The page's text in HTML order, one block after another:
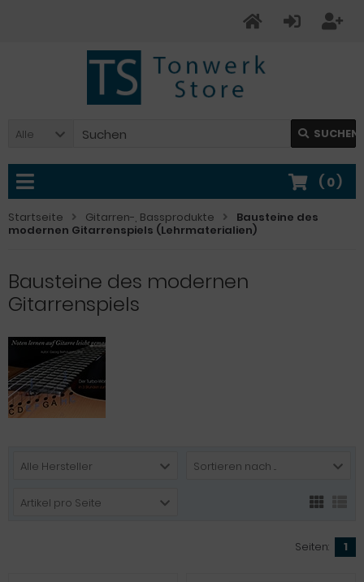
Alle SUCHEN
( 0)
Startseite Gitarren-, Bassprodukte
Bausteine des
modernen Gitarrenspiels (Lehrmaterialien)
Bausteine des modernen
Gitarrenspiels
Alle Hersteller Sortieren nach ...
Artikel pro Seite
Seiten: 1